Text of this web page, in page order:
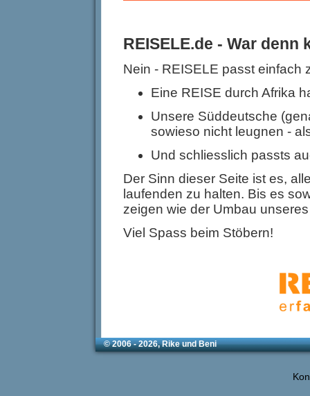
REISELE.de - War
Nein - REISELE passt einfach
Eine REISE durch Afrika
Unsere Süddeutsche
sowieso nicht leugnen -
Und schliesslich passts
Der Sinn dieser Seite ist es,
laufenden zu halten. Bis es
zeigen wie der Umbau
Viel Spass beim Stöbern!
© 2006 - 2026, Rike und Beni